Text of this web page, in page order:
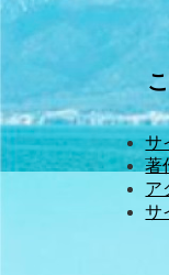
サ
著
ア
サ